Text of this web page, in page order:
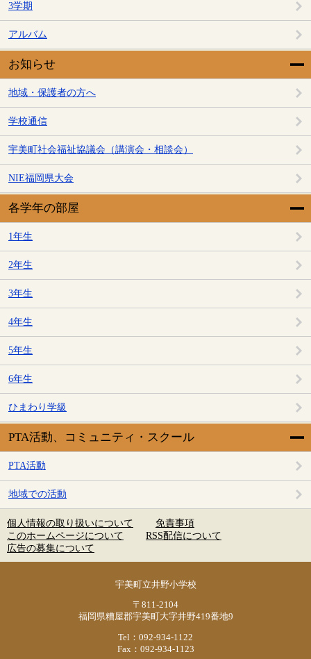
3学期
アルバム
お知らせ
地域・保護者の方へ
学校通信
宇美町社会福祉協議会（講演会・相談会）
NIE福岡県大会
各学年の部屋
1年生
2年生
3年生
4年生
5年生
6年生
ひまわり学級
PTA活動、コミュニティ・スクール
PTA活動
地域での活動
個人情報の取り扱いについて
免責事項
このホームページについて
RSS配信について
広告の募集について
宇美町立井野小学校
〒811-2104
福岡県糟屋郡宇美町大字井野419番地9
Tel：092-934-1122
Fax：092-934-1123